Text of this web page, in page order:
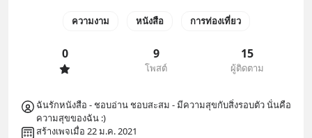
ความงาม หนังสือ การท่องเที่ยว
0 9
โพสต์
15
ผู้ติดตาม
ฉันรักหนังสือ - ชอบอ่าน ชอบสะสม - มีความสุขกับสิ่งรอบตัว นั่นคือ
ความสุขของฉัน :)
สร้างเพจเมื่อ 22 ม.ค. 2021